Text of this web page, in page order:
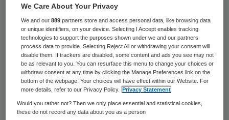
bestuur van Stichting Dichterbij. Hij is
achttien jaar in dienst geweest van de
zorginstelling.
Van der Kruis
Dichterbij
kwam in 2006 voort uit een fusie
tussen Vizier en De Wendel. Het is een
We Care About Your Privacy
We and our889 partners store and access personal data, like browsing data
or unique identifiers, on your device. Selecting I Accept enables tracking
technologies to support the purposes shown under we and our partners
process data to provide. Selecting Reject All or withdrawing your consent will
disable them. If trackers are disabled, some content and ads you see may not
be as relevant to you. You can resurface this menu to change your choices or
withdraw consent at any time by clicking the Manage Preferences link on the
bottom of the webpage. Your choices will have effect within our Website. For
more details, refer to our Privacy Policy.
Privacy Statement
Would you rather not? Then we only place essential and statistical cookies,
these do not record any data about you as a person